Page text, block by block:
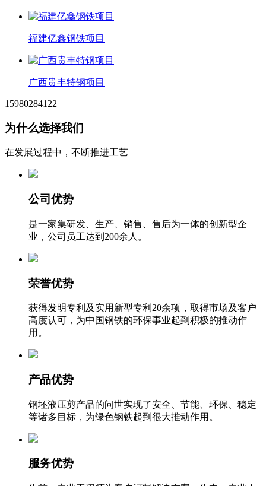
福建亿鑫钢铁项目
广西贵丰特钢项目
15980284122
为什么选择我们
在发展过程中，不断推进工艺
公司优势
是一家集研发、生产、销售、售后为一体的创新型企
业，公司员工达到200余人。
荣誉优势
获得发明专利及实用新型专利20余项，取得市场及客户
高度认可，为中国钢铁的环保事业起到积极的推动作
用。
产品优势
钢坯液压剪产品的问世实现了安全、节能、环保、稳定
等诸多目标，为绿色钢铁起到很大推动作用。
服务优势